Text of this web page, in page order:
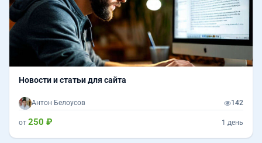
Новости и статьи для сайта
Антон Белоусов 142
от 250 ₽ 1 день